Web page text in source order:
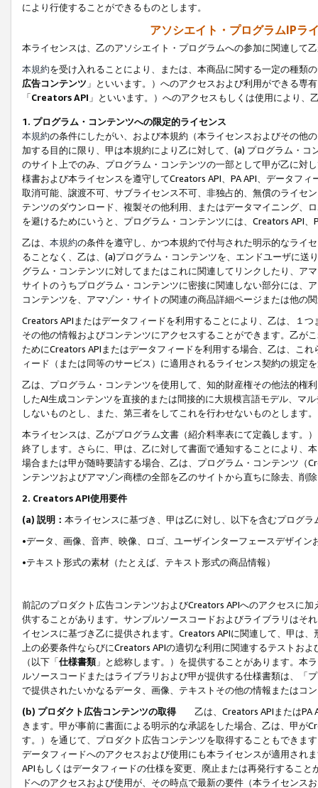
により行使することができるものとします。
アソシエイト・プログラムIPラ
本ライセンスは、乙のアソシエイト・プログラムへの参加に関連して
本規約を受け入れることにより、または、本商品に関する一定の種類
広告コンテンツ 」といいます。）へのアクセスおよび利用ができる専
「Creators API 」といいます。）へのアクセスもしくは使用により
1. プログラム・コンテンツへの限定的ライセンス
本規約の条件にしたがい、および本規約（本ライセンスおよびその他
加する目的に限り、甲は本規約により乙に対して、(a) プログラム・
のサイト上でのみ、プログラム・コンテンツの一部として甲が乙に対
様書および本ライセンスを遵守してCreators API、PA API、データフ
取消可能、譲渡不可、サブライセンス不可、非独占的、無償のライセ
テンツのダウンロード、複製その他利用、またはデータマイニング、
を避けるためにいうと、プログラム・コンテンツには、Creators API
乙は、 本規約の条件を遵守し、かつ本規約で付与された明示的なライ
ることなく、乙は、(a)プログラム・コンテンツを、エンドユーザに
グラム・コンテンツに対してまたはこれに関連してリンクしたり、ア
サイトのうちプログラム・コンテンツに密接に関連しない部分には、
コンテンツを、アマゾン・サイトの関連の商品詳細ページまたは他の
Creators APIまたはデータフィードを利用することにより、乙は、１
その他の情報およびコンテンツにアクセスすることができます。乙が
ためにCreators APIまたはデータフィードを利用する場合、乙は、こ
ィード（または同等のサービス）に適用されるライセンス契約の規定
乙は、プログラム・コンテンツを使用して、知的財産権その他法的権
したAI生成コンテンツを直接的または間接的に大規模言語モデル、マ
しないものとし、また、第三者をしてこれを行わせないものとします。
本ライセンスは、乙がプログラム文書（紹介料率表にて定義します。
終了します。さらに、甲は、乙に対して書面で通知することにより、
場合または甲が随時要請する場合、乙は、プログラム・コンテンツ（
ンテンツおよびアマゾン商標の全部を乙のサイトから直ちに除去、削
2. Creators API使用要件
(a) 説明： 本ライセンスに基づき、甲は乙に対し、以下を含むプログ
•データ、画像、音声、映像、ロゴ、ユーザインターフェースデザイ
•テキスト形式の素材（たとえば、テキスト形式の商品情報）
前記のプロダクト広告コンテンツおよびCreators APIへのアクセスに
供することがあります。サンプルソースコードおよびライブラリはそ
イセンスに基づき乙に提供されます。Creators APIに関連して、甲は
上の必要条件ならびにCreators APIの適切な利用に関連するテストお
（以下「仕様書類」と総称します。）を提供することがあります。本
ルソースコードまたはライブラリおよび甲が提供する仕様書類は、「
で提供されたいかなるデータ、画像、テキストその他の情報またはコ
(b) プロダクト広告コンテンツの取得
乙は、Creators APIまたはPA
きます。甲が事前に書面による明示的な承認をした場合、乙は、甲が
す。）を通じて、プロダクト広告コンテンツを取得することもできま
データフィードへのアクセスおよび使用にも本ライセンスが適用され
APIもしくはデータフィードの仕様を変更、廃止または再発行するこ
ドへのアクセスおよび使用が、その時点で最新の要件（本ライセン